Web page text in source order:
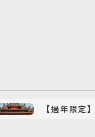
【過年限定